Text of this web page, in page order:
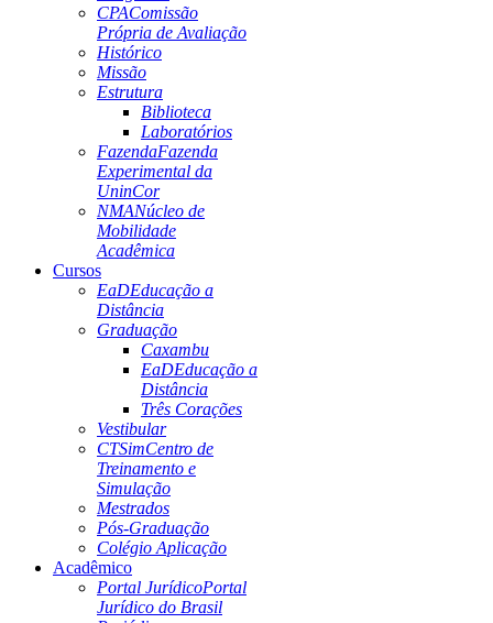
CPAComissão
Própria de Avaliação
Histórico
Missão
Estrutura
Biblioteca
Laboratórios
FazendaFazenda
Experimental da
UninCor
NMANúcleo de
Mobilidade
Acadêmica
Cursos
EaDEducação a
Distância
Graduação
Caxambu
EaDEducação a
Distância
Três Corações
Vestibular
CTSimCentro de
Treinamento e
Simulação
Mestrados
Pós-Graduação
Colégio Aplicação
Acadêmico
Portal JurídicoPortal
Jurídico do Brasil